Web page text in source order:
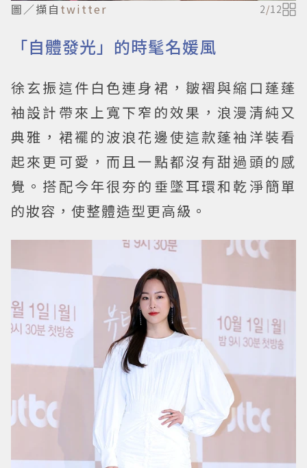
圖／擷自 twitter 2/12
「自體發光」的時髦名媛風
徐玄振這件白色連身裙，皺褶與縮口蓬蓬
袖設計帶來上寬下窄的效果，浪漫清純又
典雅，裙襬的波浪花邊使這款蓬袖洋裝看
起來更可愛，而且一點都沒有甜過頭的感
覺。搭配今年很夯的垂墜耳環和乾淨簡單
的妝容，使整體造型更高級。